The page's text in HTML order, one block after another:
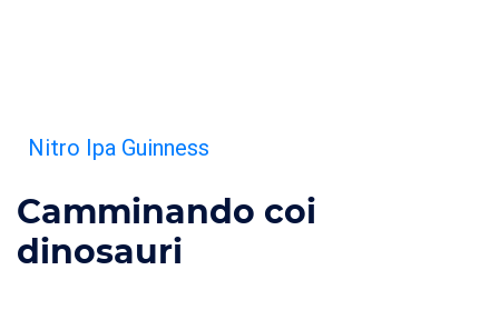
Nitro Ipa Guinness
Camminando coi
dinosauri